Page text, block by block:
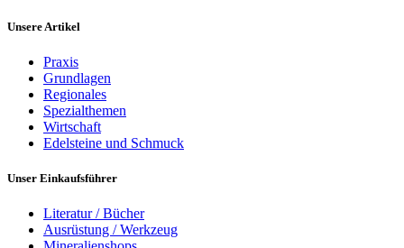
Unsere Artikel
Praxis
Grundlagen
Regionales
Spezialthemen
Wirtschaft
Edelsteine und Schmuck
Unser Einkaufsführer
Literatur / Bücher
Ausrüstung / Werkzeug